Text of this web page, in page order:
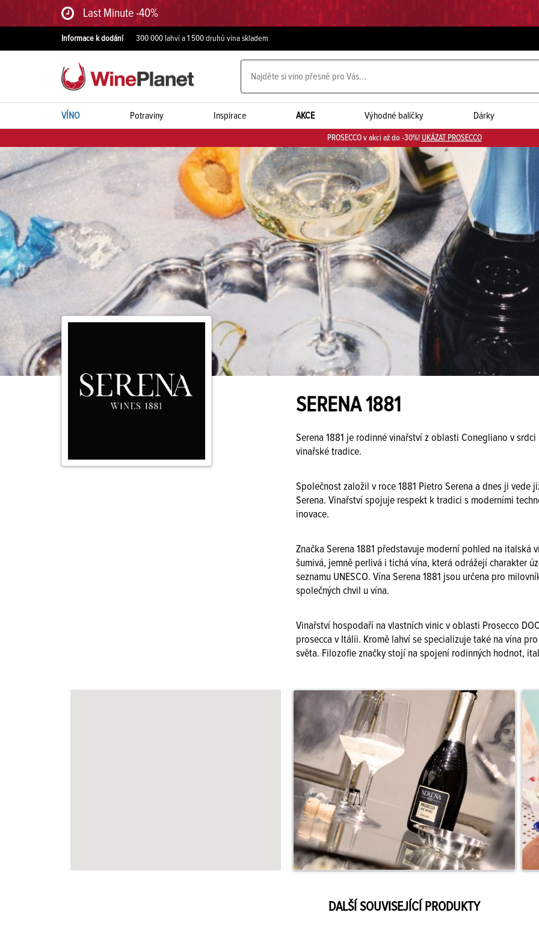
Last Minute -40%
Informace k dodání 300 000 lahví a 1 500 druhů vína skladem
VÍNO Potraviny Inspirace AKCE Výhodné balíčky Dárky
PROSECCO v akci až do -30%! UKÁZAT PROSECCO
SERENA 1881
Serena 1881 je rodinné vinařství z oblasti Conegliano v
vinařské tradice.
Společnost založil v roce 1881 Pietro Serena a dnes ji vede
Serena. Vinařství spojuje respekt k tradici s moderními
inovace.
Značka Serena 1881 představuje moderní pohled na italská
šumivá, jemně perlivá i tichá vína, která odrážejí charakter
seznamu UNESCO. Vína Serena 1881 jsou určena pro
společných chvil u vína.
Vinařství hospodaří na vlastních vinic v oblasti Prosecco
prosecca v Itálii. Kromě lahví se specializuje také na vína
světa. Filozofie značky stojí na spojení rodinných hodnot,
DALŠÍ SOUVISEJÍCÍ PRODUKTY